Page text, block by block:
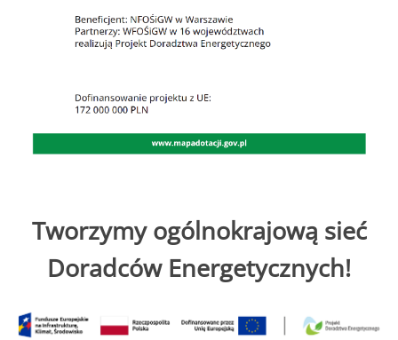
Tworzymy ogólnokrajową sieć
Doradców Energetycznych!